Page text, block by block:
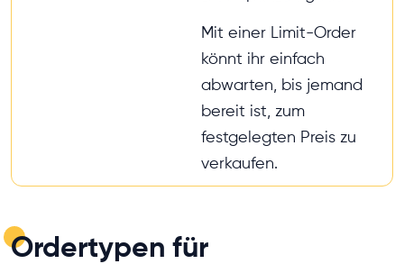
Mit einer Limit-Order
könnt ihr einfach
abwarten, bis jemand
bereit ist, zum
festgelegten Preis zu
verkaufen.
Ordertypen für